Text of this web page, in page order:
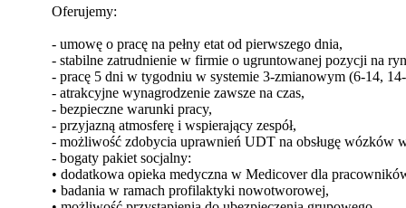
Oferujemy:
- umowę o pracę na pełny etat od pierwszego dnia,
- stabilne zatrudnienie w firmie o ugruntowanej pozycji na
- pracę 5 dni w tygodniu w systemie 3-zmianowym (6-14,
- atrakcyjne wynagrodzenie zawsze na czas,
- bezpieczne warunki pracy,
- przyjazną atmosferę i wspierający zespół,
- możliwość zdobycia uprawnień UDT na obsługę wózków
- bogaty pakiet socjalny:
• dodatkowa opieka medyczna w Medicover dla
• badania w ramach profilaktyki nowotworowej,